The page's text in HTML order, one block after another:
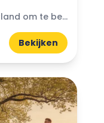
De mooiste kastelen in Nederland om te bezoeken: Denk je ooit aan de magische wereld van kastelen? Nederland heeft prachtige kastelen die wachten om ontdekt te worden. Van imposante torens...
Bekijken